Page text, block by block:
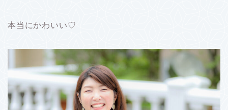
本当にかわいい♡